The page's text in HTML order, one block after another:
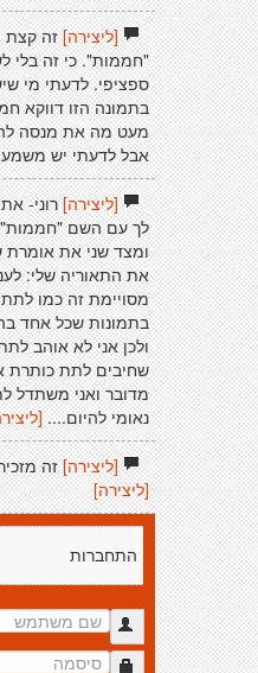
[ליצירה]זה קצת
"חממות". כי זה בלי
ספציפי. לדעתי מי
בתמונה הזו דווקא
מעט מה את מנסה
אבל לדעתי יש
[ליצירה]רוני-
לך עם השם "חממות"
ומצד שני את אומרת
את התאוריה שלי:
מסויימת זה כמו
בתמונות שכל אחד
ולכן אני לא אוהב
שחיבים לתת כותרת
מדובר ואני משתדל
נאומי להיום....
[ליצירה]זה
[ליצירה]
התחברות